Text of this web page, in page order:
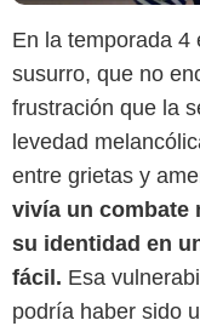
En la temporada 4
susurro, que no
frustración que la
levedad
entre grietas y
vivía un combate
su identidad en
fácil. Esa
podría haber sido